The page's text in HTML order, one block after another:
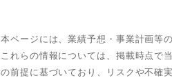
本ページには、業績予想・事業計画等
これらの情報については、掲載時点で
の前提に基づいており、リスクや不確